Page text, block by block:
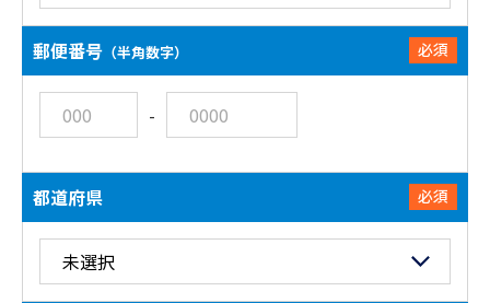
必須
郵便番号 （半角数字）
-
必須
都道府県